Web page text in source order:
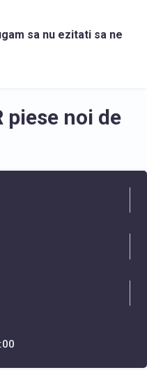
sa nu ezitati sa ne
piese noi de